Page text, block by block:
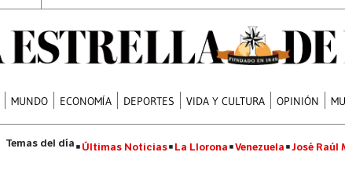
MUNDO ECONOMÍA DEPORTES VIDA Y CULTURA OPINIÓN
Últimas Noticias La Llorona Venezuela José Raúl